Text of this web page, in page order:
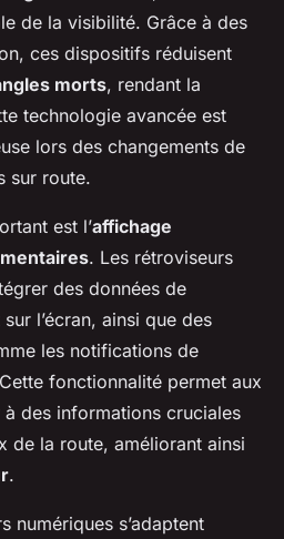
de la visibilité. Grâce à des
ces dispositifs réduisent
morts, rendant la
technologie avancée est
lors des changements de
sur route.
est l’affichage
. Les rétroviseurs
des données de
l’écran, ainsi que des
les notifications de
fonctionnalité permet aux
à des informations cruciales
de la route, améliorant ainsi
.
numériques s’adaptent